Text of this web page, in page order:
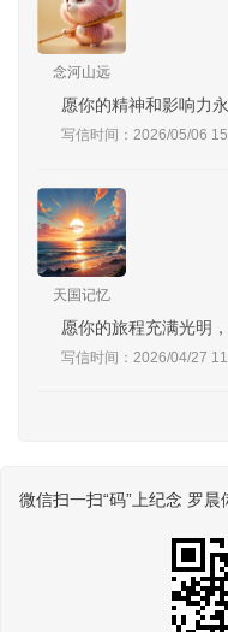
念河山远
愿你的精神和影响力
写信时间：2026/05/06
天国记忆
愿你的旅程充满光明
写信时间：2026/04/27
微信扫一扫“码”上纪念 罗晨